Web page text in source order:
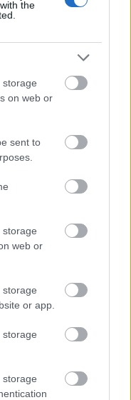
the
storage
on web or
sent to
storage
web or
storage
or app.
storage
storage
padlóra küldte a
...